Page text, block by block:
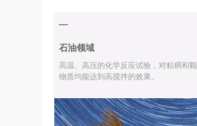
—
石油领域
高温、高压的化学反应试验，对粘稠和
物质均能达到高搅拌的效果。